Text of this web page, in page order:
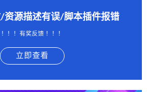
/资源描述有误/脚本插件报错
！！！有奖反馈 ！！！
立即查看